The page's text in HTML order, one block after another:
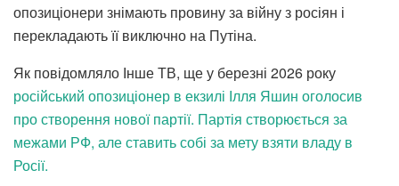
опозиціонери знімають провину за війну з росіян і
перекладають її виключно на Путіна.
Як повідомляло Інше ТВ, ще у березні 2026 року
російський опозиціонер в екзилі Ілля Яшин оголосив
про створення нової партії. Партія створюється за
межами РФ, але ставить собі за мету взяти владу в
Росії.